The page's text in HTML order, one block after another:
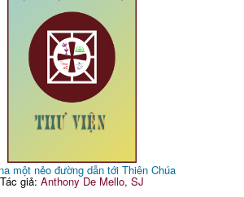
một nẻo đường dẫn tới Thiên Chúa
Tác giả: Anthony De Mello, SJ